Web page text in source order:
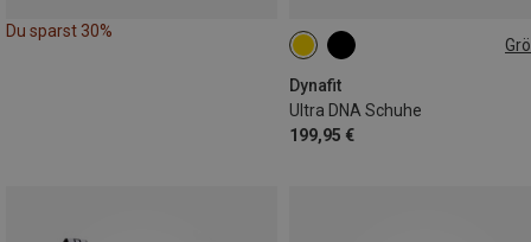
Du sparst 30%
Dynafit
Ultra DNA Schuhe
199,95 €